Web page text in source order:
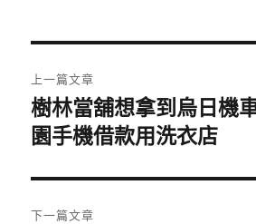
章
導
覽
上一篇文章
上
一
文
章:
樹林當舖想拿到烏日機
園手機借款用洗衣店
下一篇文章